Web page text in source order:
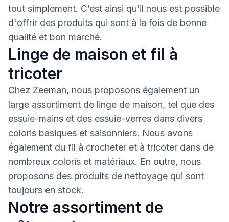
tout simplement. C’est ainsi qu’il nous est possible
d'offrir des produits qui sont à la fois de bonne
qualité et bon marché.
Linge de maison et fil à
tricoter
Chez Zeeman, nous proposons également un
large assortiment de linge de maison, tel que des
essuie-mains et des essuie-verres dans divers
coloris basiques et saisonniers. Nous avons
également du fil à crocheter et à tricoter dans de
nombreux coloris et matériaux. En outre, nous
proposons des produits de nettoyage qui sont
toujours en stock.
Notre assortiment de